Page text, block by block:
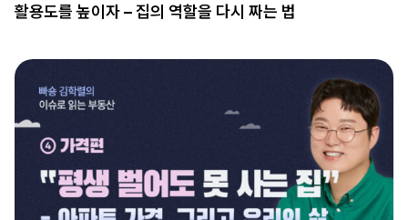
활용도를 높이자 – 집의 역할을 다시 짜는 법